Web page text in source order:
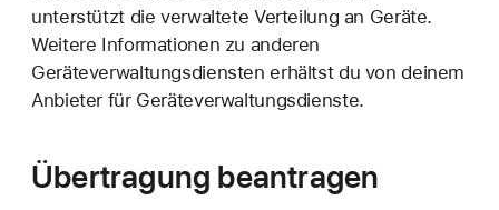
unterstützt die verwaltete Verteilung an Geräte.
Weitere Informationen zu anderen
Geräteverwaltungsdiensten erhältst du von deinem
Anbieter für Geräteverwaltungsdienste.
Übertragung beantragen